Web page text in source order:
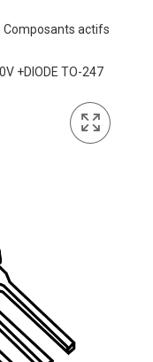
Composants actifs
+DIODE TO-247